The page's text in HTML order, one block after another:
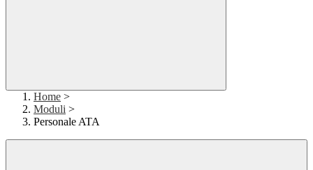
Home >
Moduli >
Personale ATA